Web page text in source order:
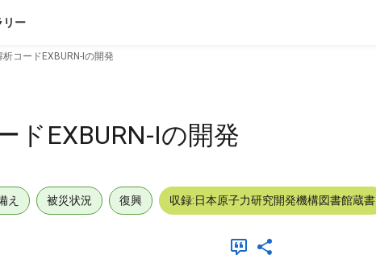
リー
コードEXBURN-Iの開発
ドEXBURN-Iの開発
え 被災状況 復興 収録:日本原子力研究開発機構図書館蔵書